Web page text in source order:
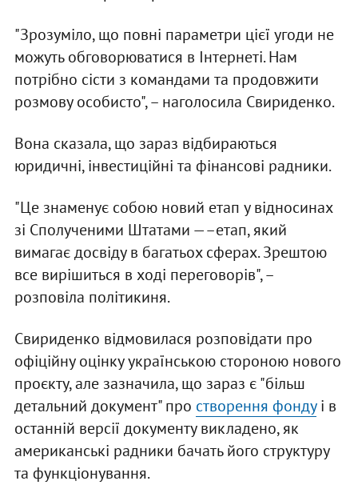
"Зрозуміло, що повні параметри цієї угоди не
можуть обговорюватися в Інтернеті. Нам
потрібно сісти з командами та продовжити
розмову особисто", – наголосила Свириденко.
Вона сказала, що зараз відбираються
юридичні, інвестиційні та фінансові радники.
"Це знаменує собою новий етап у відносинах
зі Сполученими Штатами —–етап, який
вимагає досвіду в багатьох сферах. Зрештою
все вирішиться в ході переговорів", –
розповіла політикиня.
Свириденко відмовилася розповідати про
офіційну оцінку українською стороною нового
проєкту, але зазначила, що зараз є "більш
детальний документ" про створення фондуі в
останній версії документу викладено, як
американські радники бачать його структуру
та функціонування.